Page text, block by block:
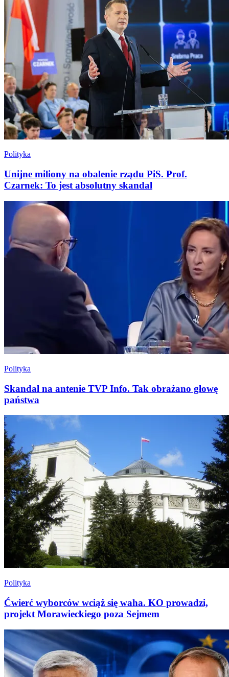
Polityka
Unijne miliony na obalenie rządu PiS. Prof.
Czarnek: To jest absolutny skandal
Polityka
Skandal na antenie TVP Info. Tak obrażano głowę
państwa
Polityka
Ćwierć wyborców wciąż się waha. KO prowadzi,
projekt Morawieckiego poza Sejmem